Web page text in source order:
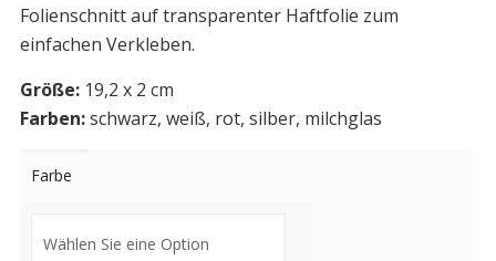
Folienschnitt auf transparenter Haftfolie zum
einfachen Verkleben.
Größe: 19,2 x 2 cm
Farben:schwarz, weiß, rot, silber, milchglas
Farbe